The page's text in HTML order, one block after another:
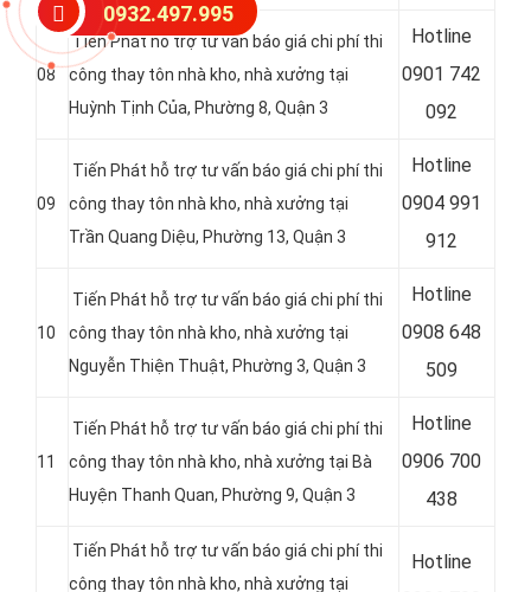
08
Tiến Phát hỗ trợ tư vấn báo giá chi phí thi
công thay tôn nhà kho, nhà xưởng tại
Huỳnh Tịnh Của, Phường 8, Quận 3
Hotline
0901 742
092
09
Tiến Phát hỗ trợ tư vấn báo giá chi phí thi
công thay tôn nhà kho, nhà xưởng tại
Trần Quang Diệu, Phường 13, Quận 3
Hotline
0904 991
912
10
Tiến Phát hỗ trợ tư vấn báo giá chi phí thi
công thay tôn nhà kho, nhà xưởng tại
Nguyễn Thiện Thuật, Phường 3, Quận 3
Hotline
0908 648
509
11
Tiến Phát hỗ trợ tư vấn báo giá chi phí thi
công thay tôn nhà kho, nhà xưởng tại Bà
Huyện Thanh Quan, Phường 9, Quận 3
Hotline
0906 700
438
Tiến Phát hỗ trợ tư vấn báo giá chi phí thi
công thay tôn nhà kho, nhà xưởng tại
Hotline
0932.497.995